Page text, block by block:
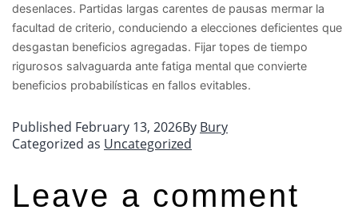
desenlaces. Partidas largas carentes de pausas mermar la
facultad de criterio, conduciendo a elecciones deficientes que
desgastan beneficios agregadas. Fijar topes de tiempo
rigurosos salvaguarda ante fatiga mental que convierte
beneficios probabilísticas en fallos evitables.
Published February 13, 2026By Bury
Categorized as Uncategorized
Leave a comment